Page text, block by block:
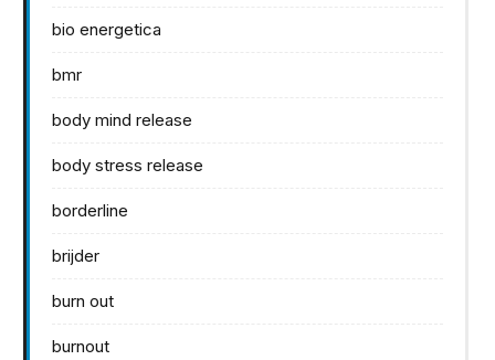
bio energetica
bmr
body mind release
body stress release
borderline
brijder
burn out
burnout